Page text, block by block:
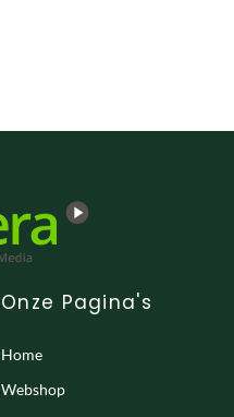
Onze Pagina's
Home
Webshop